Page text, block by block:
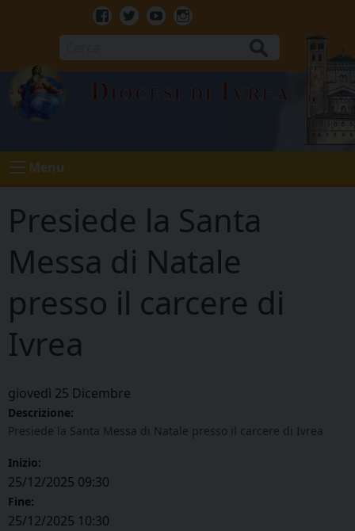
Facebook
TwitterYoutubeInstagram
Diocesi di Ivrea
Menu
Presiede la Santa
Messa di Natale
presso il carcere di
Ivrea
giovedì 25 Dicembre
Descrizione:
Presiede la Santa Messa di Natale presso il carcere di Ivrea
Inizio:
25/12/2025 09:30
Fine:
25/12/2025 10:30